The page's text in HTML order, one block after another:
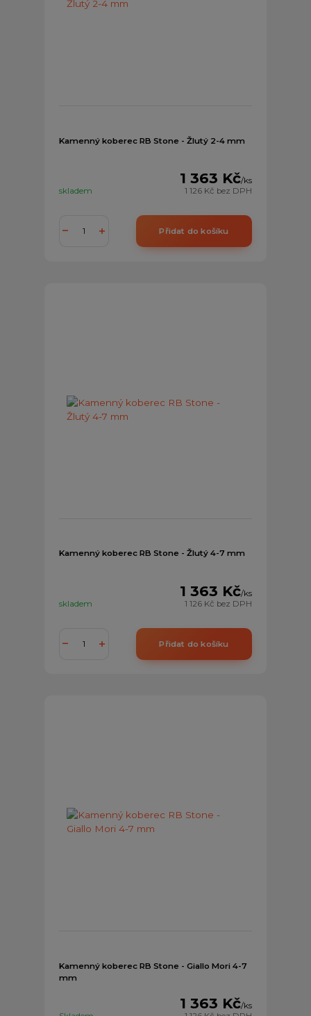
Kamenný koberec RB Stone - Žlutý 2-4 mm
1 363 Kč/ks
1 126 Kč bez DPH
skladem
Přidat do košíku
Kamenný koberec RB Stone - Žlutý 4-7 mm
1 363 Kč/ks
1 126 Kč bez DPH
skladem
Přidat do košíku
Kamenný koberec RB Stone - Giallo Mori 4-7
mm
1 363 Kč/ks